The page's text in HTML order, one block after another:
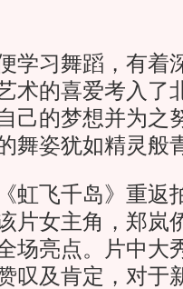
习舞蹈，有着
术的喜爱考入了
己的梦想并为
舞姿犹如精灵般
飞千岛》重返
片女主角，郑岚
场亮点。片中大
叹及肯定，对于